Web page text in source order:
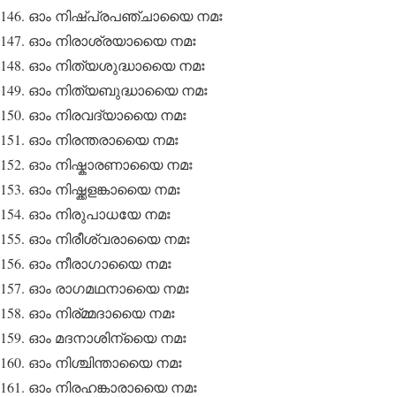
ഓം നിഷ്പ്രപഞ്ചായൈ നമഃ
ഓം നിരാശ്രയായൈ നമഃ
ഓം നിത്യശുദ്ധായൈ നമഃ
ഓം നിത്യബുദ്ധായൈ നമഃ
ഓം നിരവദ്യായൈ നമഃ
ഓം നിരന്തരായൈ നമഃ
ഓം നിഷ്കാരണായൈ നമഃ
ഓം നിഷ്ക്കളങ്കായൈ നമഃ
ഓം നിരുപാധയേ നമഃ
ഓം നിരീശ്വരായൈ നമഃ
ഓം നീരാഗായൈ നമഃ
ഓം രാഗമഥനായൈ നമഃ
ഓം നിര്മ്മദായൈ നമഃ
ഓം മദനാശിന്യൈ നമഃ
ഓം നിശ്ചിന്തായൈ നമഃ
ഓം നിരഹങ്കാരായൈ നമഃ